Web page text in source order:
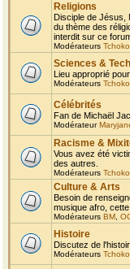
Religions
Disciple de Jésus,
du thème des
interdit sur ce
Modérateurs Tchoko
Sciences &
Lieu approprié
Modérateurs Tchoko
Célébrités
Fan de Michaël
Modérateur
Racisme &
Vous avez été
des autres.
Modérateurs Tchoko
Culture & Arts
Besoin de
musique afro,
Modérateurs BM
Histoire
Discutez de
Modérateurs Tchoko